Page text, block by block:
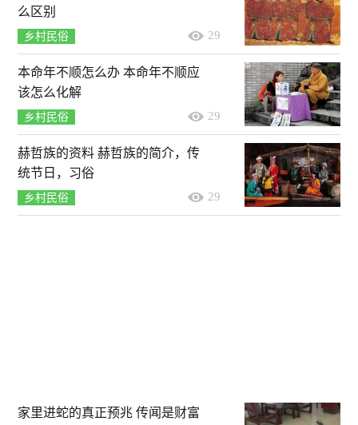
么区别
乡村民俗 29
本命年不顺怎么办 本命年不顺应
该怎么化解
乡村民俗 29
赫哲族的资料 赫哲族的简介，传
统节日，习俗
乡村民俗 29
家里进蛇的真正预兆 传闻是财富